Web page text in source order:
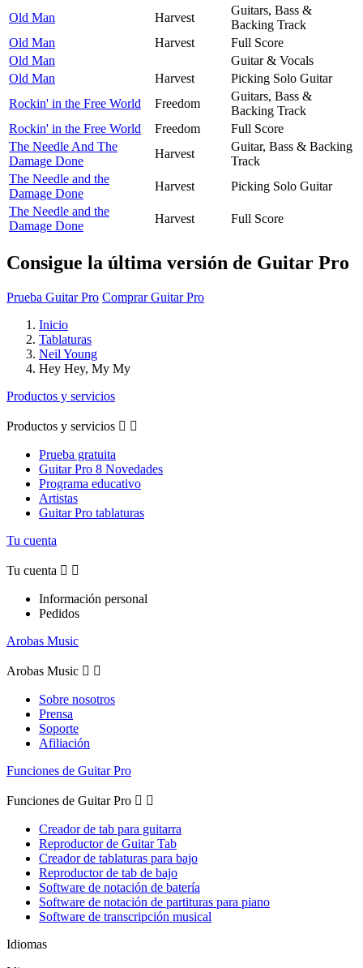
Old Man
Harvest
Guitars, Bass &
Backing Track
Old Man
Harvest
Full Score
Old Man
Guitar & Vocals
Old Man
Harvest
Picking Solo Guitar
Rockin' in the Free World
Freedom
Guitars, Bass &
Backing Track
Rockin' in the Free World
Freedom
Full Score
The Needle And The
Damage Done
Harvest
Guitar, Bass & Backing
Track
The Needle and the
Damage Done
Harvest
Picking Solo Guitar
The Needle and the
Damage Done
Harvest Full Score
Consigue la última versión de Guitar Pro
Prueba Guitar Pro Comprar Guitar Pro
Inicio
Tablaturas
Neil Young
Hey Hey, My My
Productos y servicios
Productos y servicios  
Prueba gratuita
Guitar Pro 8 Novedades
Programa educativo
Artistas
Guitar Pro tablaturas
Tu cuenta
Tu cuenta  
Información personal
Pedidos
Arobas Music
Arobas Music  
Sobre nosotros
Prensa
Soporte
Afiliación
Funciones de Guitar Pro
Funciones de Guitar Pro  
Creador de tab para guitarra
Reproductor de Guitar Tab
Creador de tablaturas para bajo
Reproductor de tab de bajo
Software de notación de batería
Software de notación de partituras para piano
Software de transcripción musical
Idiomas